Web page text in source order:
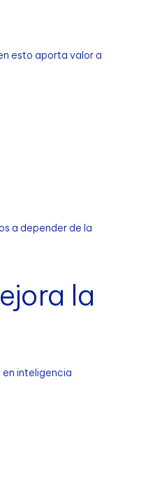
esto aporta valor a
a depender de la
la
en inteligencia